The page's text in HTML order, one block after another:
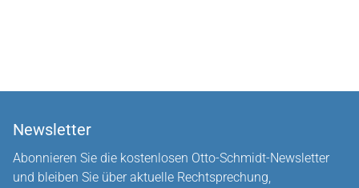
Newsletter
Abonnieren Sie die kostenlosen Otto-Schmidt-Newsletter
und bleiben Sie über aktuelle Rechtsprechung,